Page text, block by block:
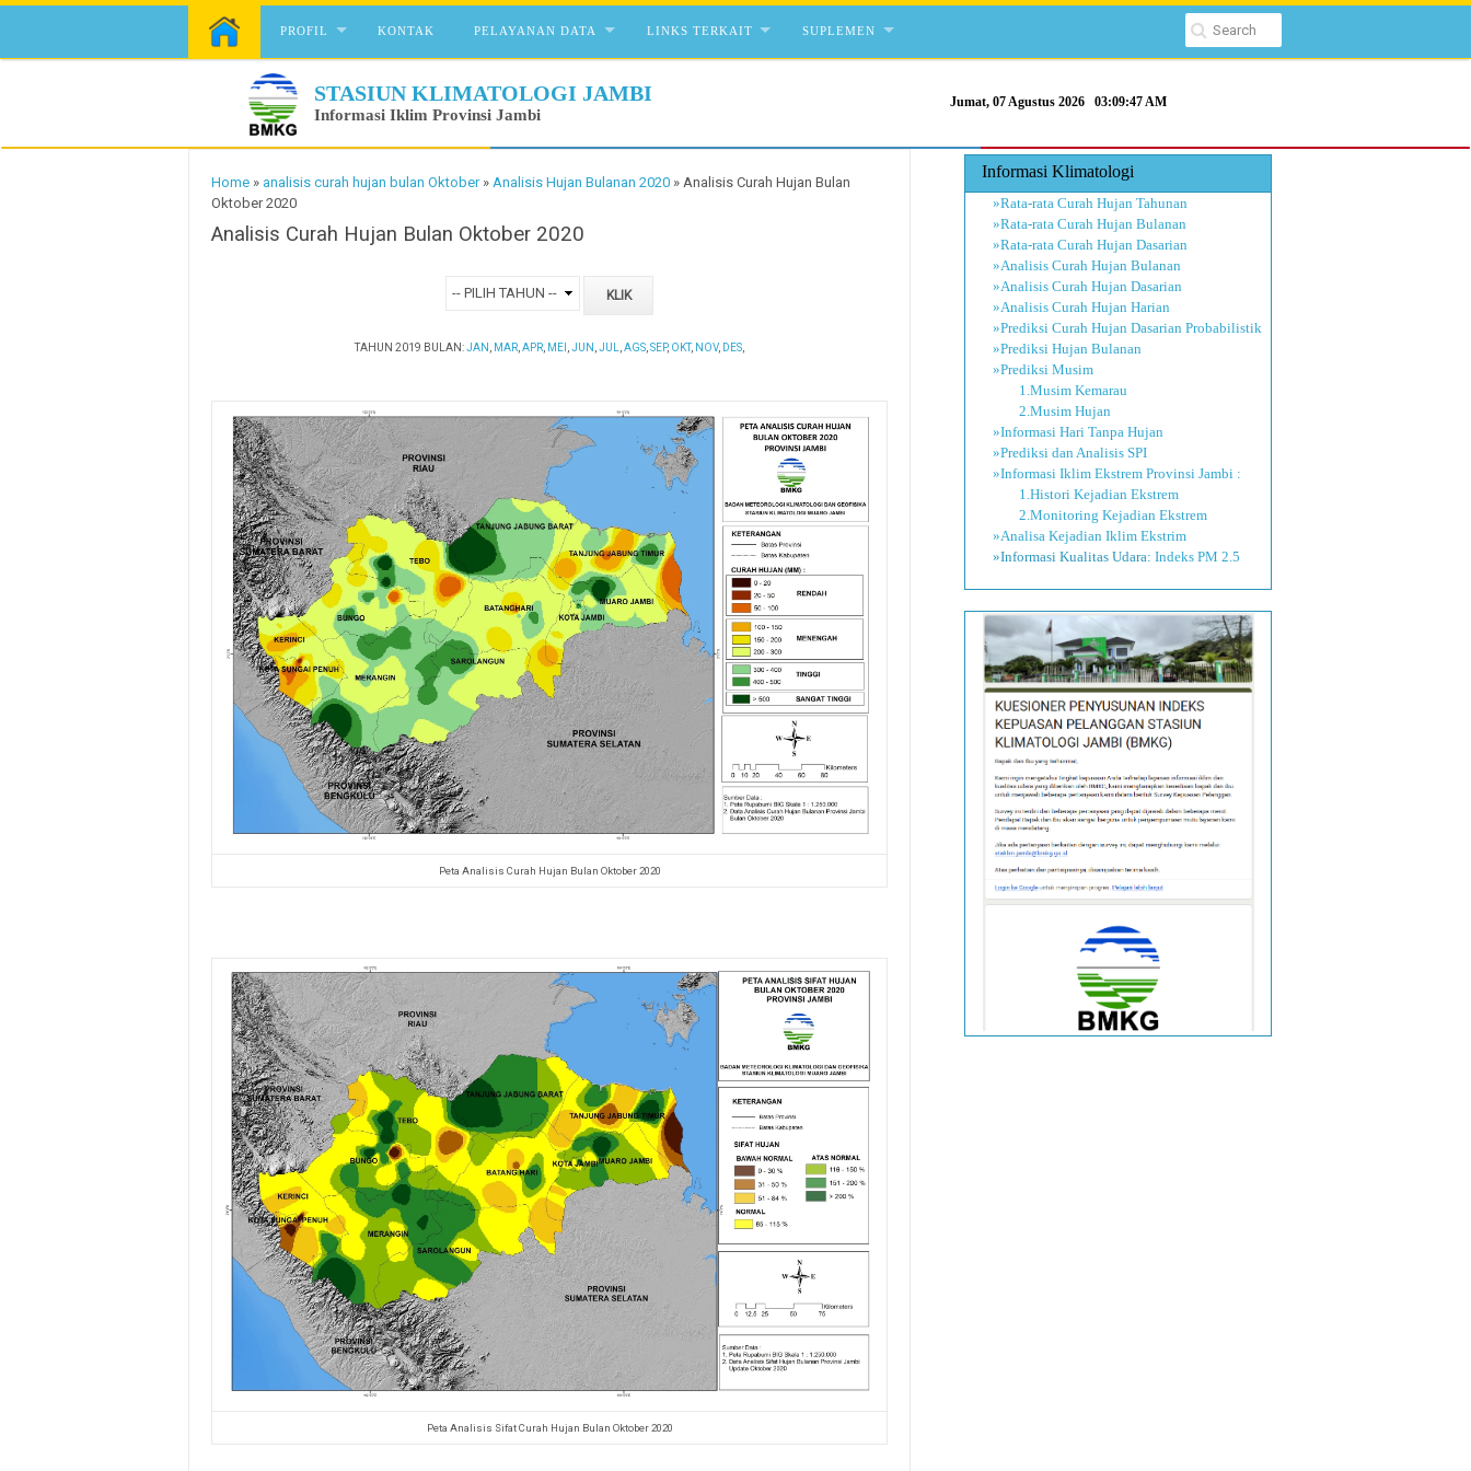
Skip to content
PROFIL KONTAK PELAYANAN DATA LINKS TERKAIT SUPLEMEN
STASIUN KLIMATOLOGI JAMBI
Informasi Iklim Provinsi Jambi
Jumat, 07 Agustus 2026 03:09:47 AM
Home » analisis curah hujan bulan Oktober» Analisis Hujan Bulanan 2020 » Analisis Curah Hujan Bulan
Oktober 2020
Analisis Curah Hujan Bulan Oktober 2020
TAHUN 2019 BULAN:JAN MAR APR MEI JUN JUL AGS SEP, OKT, NOV, DES
Peta Analisis Curah Hujan Bulan Oktober 2020
Peta Analisis Sifat Curah Hujan Bulan Oktober 2020
Informasi Klimatologi
»Rata-rata Curah Hujan Tahunan
»Rata-rata Curah Hujan Bulanan
»Rata-rata Curah Hujan Dasarian
»Analisis Curah Hujan Bulanan
»Analisis Curah Hujan Dasarian
»Analisis Curah Hujan Harian
»Prediksi Curah Hujan Dasarian Probabilistik
»Prediksi Hujan Bulanan
»Prediksi Musim
1.Musim Kemarau
2.Musim Hujan
»Informasi Hari Tanpa Hujan
»Prediksi dan Analisis SPI
»Informasi Iklim Ekstrem Provinsi Jambi :
1.Histori Kejadian Ekstrem
2.Monitoring Kejadian Ekstrem
»Analisa Kejadian Iklim Ekstrim
»Informasi Kualitas Udara: Indeks PM 2.5